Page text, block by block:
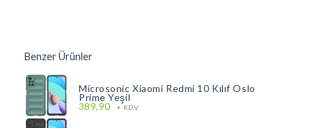
Benzer Ürünler
Microsonic Xiaomi Redmi 10 Kılıf Oslo
Prime Yeşil
389,90 + KDV